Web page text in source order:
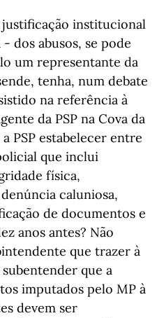
justificação institucional
dos abusos, se pode
um representante da
tenha, num debate
na referência à
da PSP na Cova da
PSP estabelecer entre
que inclui
física,
caluniosa,
de documentos e
anos antes? Não
que trazer à
que a
imputados pelo MP à
devem ser